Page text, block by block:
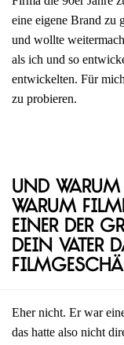
eine eigene Brand zu
und wollte
als ich und so
entwickelten. Für
zu probieren.
Und
Warum
einer der
dein Vater
Eher nicht. Er war
das hatte also nicht